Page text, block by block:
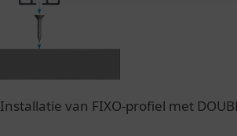
Installatie van FIXO-profiel met